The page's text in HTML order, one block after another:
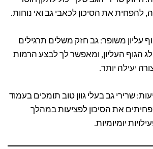
להפחית את הסיכון לכאבי גב ואי נוחות.
עליון משופר: גב חזק משלים תרגילים
הגוף העליון, ומאפשר לך לבצע הרמות
יעילה יותר.
שרירי גב בעלי גוון טוב תומכים בעמוד
את הסיכון לפציעות במהלך
יומיומיות.